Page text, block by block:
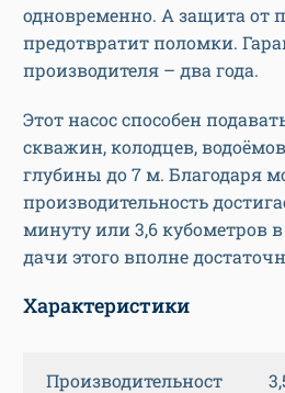
одновременно. А защита от
предотвратит поломки.
производителя – два года.
Этот насос способен
скважин, колодцев,
глубины до 7 м. Благодаря
производительность
минуту или 3,6 кубометров
дачи этого вполне
Характеристики
Производительност